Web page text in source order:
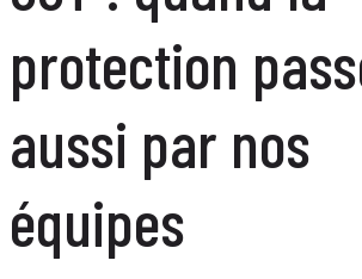
protection
aussi par nos
équipes